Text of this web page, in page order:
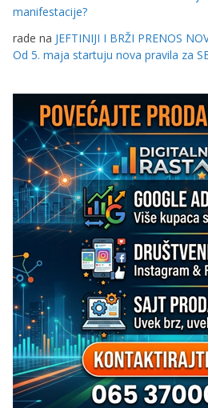
manifestacije?
rade na JEFTINIJI I BRŽI PRENOS
Od 5. maja startuju nova pravila za